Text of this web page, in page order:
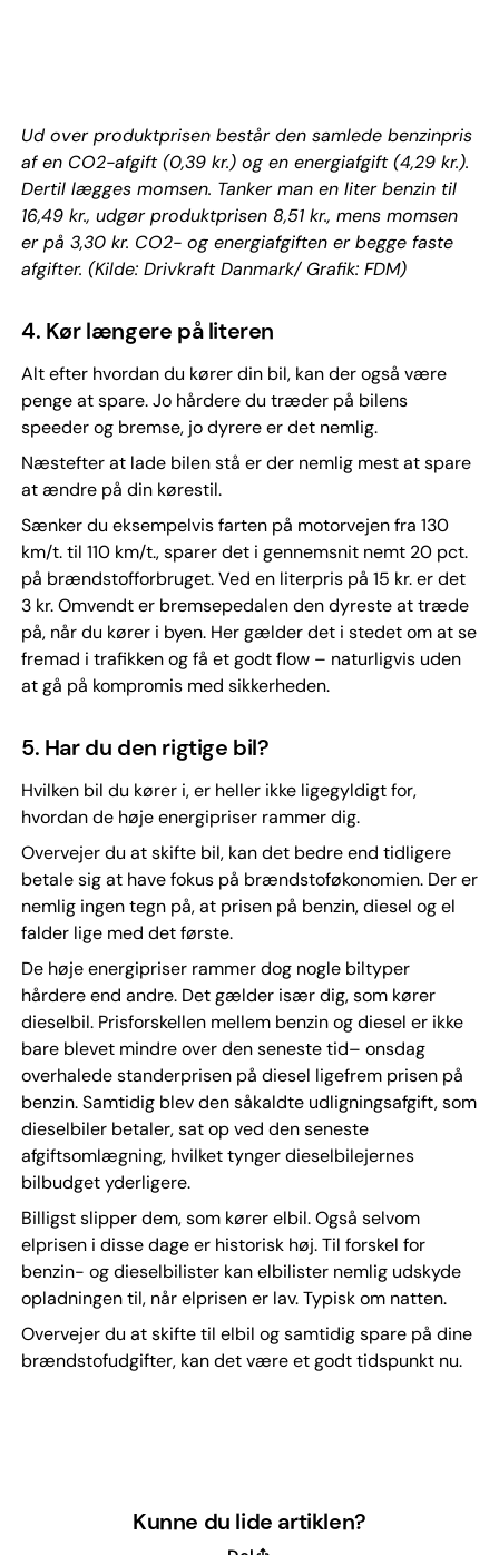
Ud over produktprisen består den samlede benzinpris
af en CO2-afgift (0,39 kr.) og en energiafgift (4,29 kr.).
Dertil lægges momsen. Tanker man en liter benzin til
16,49 kr., udgør produktprisen 8,51 kr., mens momsen
er på 3,30 kr. CO2- og energiafgiften er begge faste
afgifter. (Kilde: Drivkraft Danmark/ Grafik: FDM)
4. Kør længere på literen
Alt efter hvordan du kører din bil, kan der også være
penge at spare. Jo hårdere du træder på bilens
speeder og bremse, jo dyrere er det nemlig.
Næstefter at lade bilen stå er der nemlig mest at spare
at ændre på din kørestil.
Sænker du eksempelvis farten på motorvejen fra 130
km/t. til 110 km/t., sparer det i gennemsnit nemt 20 pct.
på brændstofforbruget. Ved en literpris på 15 kr. er det
3 kr. Omvendt er bremsepedalen den dyreste at træde
på, når du kører i byen. Her gælder det i stedet om at se
fremad i trafikken og få et godt flow – naturligvis uden
at gå på kompromis med sikkerheden.
5. Har du den rigtige bil?
Hvilken bil du kører i, er heller ikke ligegyldigt for,
hvordan de høje energipriser rammer dig.
Overvejer du at skifte bil, kan det bedre end tidligere
betale sig at have fokus på brændstoføkonomien. Der er
nemlig ingen tegn på, at prisen på benzin, diesel og el
falder lige med det første.
De høje energipriser rammer dog nogle biltyper
hårdere end andre. Det gælder især dig, som kører
dieselbil. Prisforskellen mellem benzin og diesel er ikke
bare blevet mindre over den seneste tid– onsdag
overhalede standerprisen på diesel ligefrem prisen på
benzin. Samtidig blev den såkaldte udligningsafgift, som
dieselbiler betaler, sat op ved den seneste
afgiftsomlægning, hvilket tynger dieselbilejernes
bilbudget yderligere.
Billigst slipper dem, som kører elbil. Også selvom
elprisen i disse dage er historisk høj. Til forskel for
benzin- og dieselbilister kan elbilister nemlig udskyde
opladningen til, når elprisen er lav. Typisk om natten.
Overvejer du at skifte til elbil og samtidig spare på dine
brændstofudgifter, kan det være et godt tidspunkt nu.
Kunne du lide artiklen?